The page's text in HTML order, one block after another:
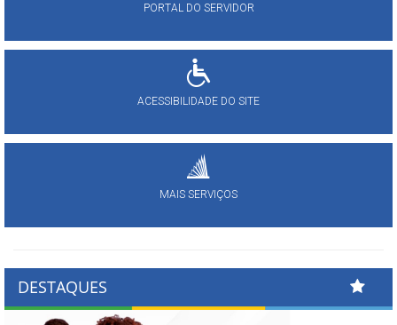
PORTAL DO SERVIDOR
ACESSIBILIDADE DO SITE
MAIS SERVIÇOS
DESTAQUES